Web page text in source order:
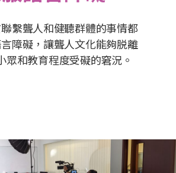
繫聾人和健聽群體的事情都
障礙，讓聾人文化能夠脱離
眾和教育程度受礙的窘況。